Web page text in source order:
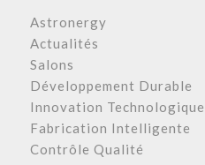
Astronergy
Actualités
Salons
Développement Durable
Innovation Technologique
Fabrication Intelligente
Contrôle Qualité